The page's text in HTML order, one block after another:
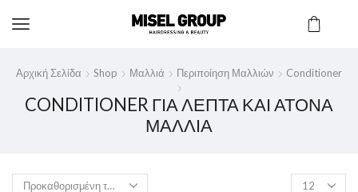
Αρχική Σελίδα Shop Μαλλιά Περιποίηση Μαλλιών Conditioner
CONDITIONER ΓΙΑ ΛΕΠΤΆ ΚΑΙ ΆΤΟΝΑ
ΜΑΛΛΙΆ